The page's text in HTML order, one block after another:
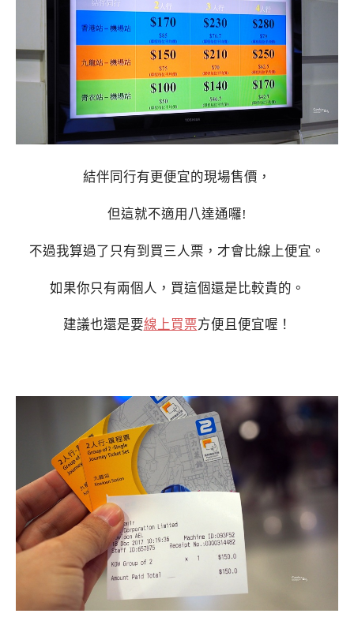
結伴同行有更便宜的現場售價，
但這就不適用八達通囉!
不過我算過了只有到買三人票，才會比線上便宜。
如果你只有兩個人，買這個還是比較貴的。
建議也還是要線上買票方便且便宜喔！